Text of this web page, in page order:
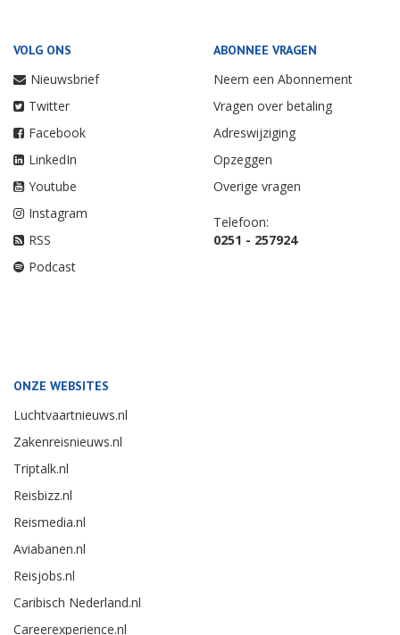
VOLG ONS
Nieuwsbrief
Twitter
Facebook
LinkedIn
Youtube
Instagram
RSS
Podcast
ABONNEE VRAGEN
Neem een Abonnement
Vragen over betaling
Adreswijziging
Opzeggen
Overige vragen
Telefoon:
0251 - 257924
ONZE WEBSITES
Luchtvaartnieuws.nl
Zakenreisnieuws.nl
Triptalk.nl
Reisbizz.nl
Reismedia.nl
Aviabanen.nl
Reisjobs.nl
Caribisch Nederland.nl
Careerexperience.nl